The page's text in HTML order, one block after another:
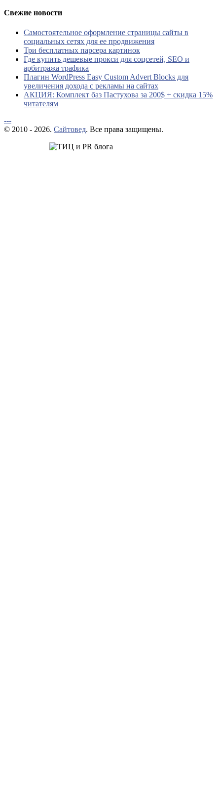
Свежие новости
Самостоятельное оформление страницы сайты в
социальных сетях для ее продвижения
Три бесплатных парсера картинок
Где купить дешевые прокси для соцсетей, SEO и
арбитража трафика
Плагин WordPress Easy Custom Advert Blocks для
увеличения дохода с рекламы на сайтах
АКЦИЯ: Комплект баз Пастухова за 200$ + скидка 15%
читателям
---
© 2010 - 2026. Сайтовед. Все права защищены.